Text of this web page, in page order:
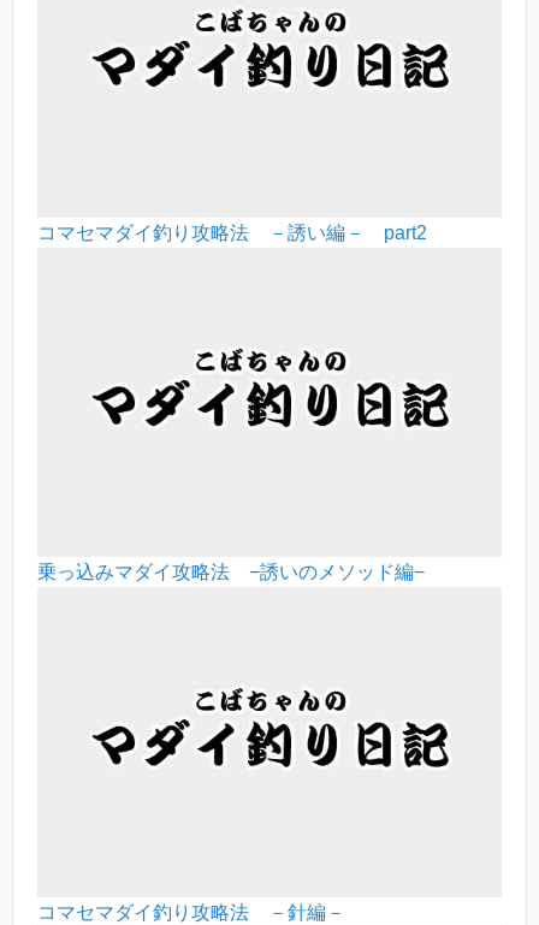
コマセマダイ釣り攻略法 －誘い編－ part2
乗っ込みマダイ攻略法 −誘いのメソッド編−
コマセマダイ釣り攻略法 －針編－